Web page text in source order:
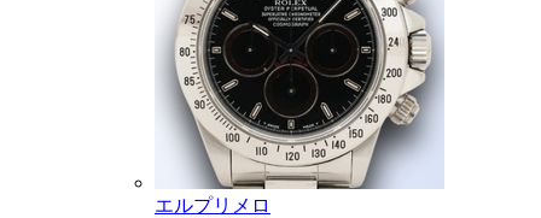
エルプリメロ